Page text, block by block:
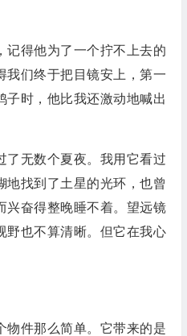
记得他为了一个拧不上去的
我们终于把目镜安上，第一
子时，他比我还激动地喊出
了无数个夏夜。我用它看过
地找到了土星的光环，也曾
兴奋得整晚睡不着。望远镜
野也不算清晰。但它在我心
物件那么简单。它带来的是